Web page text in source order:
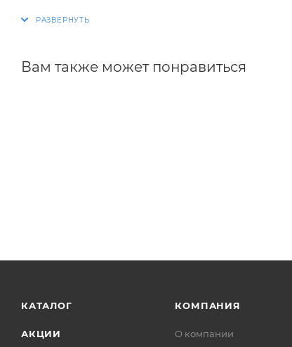
Вам также может понравиться
КАТАЛОГ
АКЦИИ
КОМПАНИЯ
О компании